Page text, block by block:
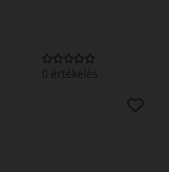
0 értékelés